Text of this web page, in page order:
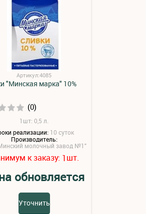
Артикул:4085
"Минская марка" 10%
(0)
1шт: 0,5 л.
реализации: 10 суток
Производитель:
молочный завод №1"
к заказу: 1шт.
обновляется
Уточнить